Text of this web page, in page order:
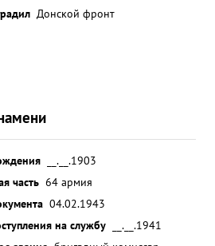
Донской фронт
__.__.1903
часть 64 армия
04.02.1943
на службу
__.__.1941